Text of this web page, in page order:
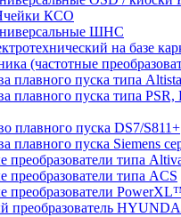
КСО
ШНС
на базе
(частотные
плавного пуска типа
плавного пуска типа PSR,
плавного пуска DS7/S811+
плавного пуска Siemens
преобразователи типа
преобразователи типа ACS
преобразователи
преобразователь